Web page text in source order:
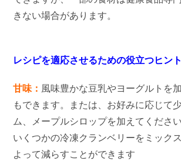
きない場合があります。
レシピを適応させるための役立つヒン
甘味： 風味豊かな豆乳やヨーグルトを
もできます。または、お好みに応じて
ム、メープルシロップを加えてください
いくつかの冷凍クランベリーをミック
よって減らすことができます